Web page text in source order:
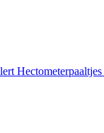
Hectometerpaaltjes